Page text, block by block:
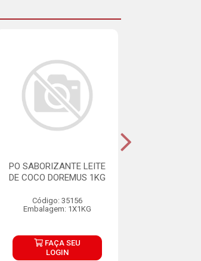
PO SABORIZANTE LEITE
DE COCO DOREMUS 1KG
Código: 35156
Embalagem: 1X1KG
FAÇA SEU
LOGIN